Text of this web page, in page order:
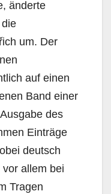
änderte
um. Der
auf einen
Band einer
des
Einträge
deutsch
allem bei
Tragen